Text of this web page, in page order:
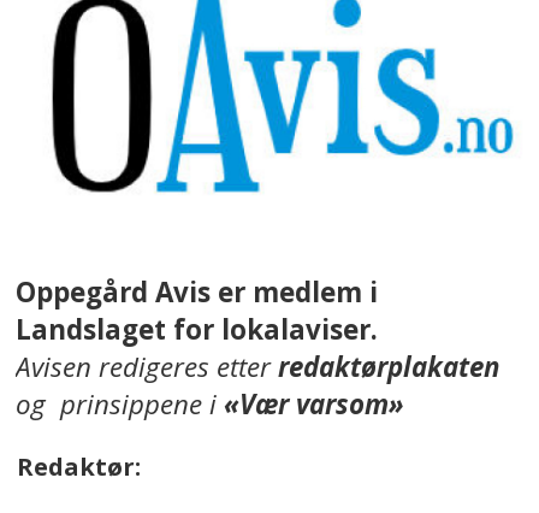
Oppegård Avis er medlem i
Landslaget for lokalaviser.
Avisen redigeres etterredaktørplakaten
og prinsippene i«Vær varsom»
Redaktør: